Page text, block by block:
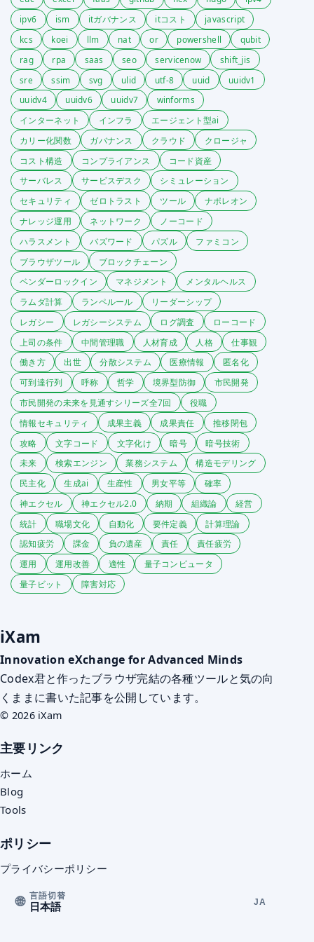
ipv6
ism itガバナンス itコスト
javascript
kcs
koei llm nat or powershell
qubit
rag
rpa saas seo servicenow
shift_jis
sre
ssim svg ulid utf-8 uuid
uuidv1
uuidv4
uuidv6 uuidv7
winforms
インターネット
インフラ
エージェント型ai
カリー化関数
ガバナンス クラウド
クロージャ
コスト構造
コンプライアンス
コード資産
サーバレス
サービスデスク
シミュレーション
セキュリティ
ゼロトラスト ツール
ナポレオン
ナレッジ運用
ネットワーク
ノーコード
ハラスメント
バズワード パズル
ファミコン
ブラウザツール
ブロックチェーン
ベンダーロックイン
マネジメント
メンタルヘルス
ラムダ計算
ランペルール
リーダーシップ
レガシー
レガシーシステム ログ調査
ローコード
上司の条件
中間管理職 人材育成 人格
仕事観
働き方
出世 分散システム 医療情報
匿名化
可到達行列
呼称 哲学 境界型防御
市民開発
市民開発の未来を見通すシリーズ全7回
役職
情報セキュリティ
成果主義 成果責任
推移閉包
攻略
文字コード 文字化け 暗号
暗号技術
未来
検索エンジン 業務システム
構造モデリング
民主化
生成ai 生産性 男女平等
確率
神エクセル
神エクセル2.0 納期 組織論
経営
統計
職場文化 自動化 要件定義
計算理論
認知疲労
課金 負の遺産 責任
責任疲労
運用
運用改善 適性
量子コンピュータ
量子ビット
障害対応
iXam
Innovation eXchange for Advanced Minds
Codex君と作ったブラウザ完結の各種ツールと気の向
くままに書いた記事を公開しています。
© 2026 iXam
主要リンク
ホーム
Blog
Tools
ポリシー
プライバシーポリシー
🌐 言語切替
日本語 JA